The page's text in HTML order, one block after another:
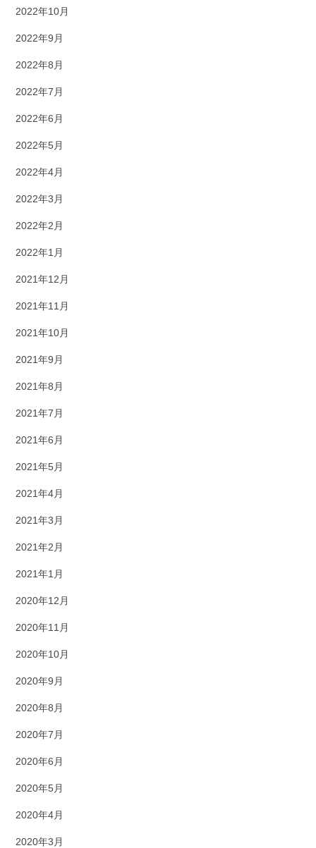
2022年10月
2022年9月
2022年8月
2022年7月
2022年6月
2022年5月
2022年4月
2022年3月
2022年2月
2022年1月
2021年12月
2021年11月
2021年10月
2021年9月
2021年8月
2021年7月
2021年6月
2021年5月
2021年4月
2021年3月
2021年2月
2021年1月
2020年12月
2020年11月
2020年10月
2020年9月
2020年8月
2020年7月
2020年6月
2020年5月
2020年4月
2020年3月